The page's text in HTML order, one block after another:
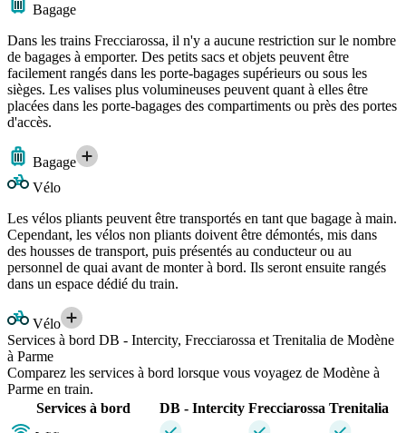
Bagage
Dans les trains Frecciarossa, il n'y a aucune restriction sur le nombre
de bagages à emporter. Des petits sacs et objets peuvent être
facilement rangés dans les porte-bagages supérieurs ou sous les
sièges. Les valises plus volumineuses peuvent quant à elles être
placées dans les porte-bagages des compartiments ou près des portes
d'accès.
Bagage
Vélo
Les vélos pliants peuvent être transportés en tant que bagage à main.
Cependant, les vélos non pliants doivent être démontés, mis dans
des housses de transport, puis présentés au conducteur ou au
personnel de quai avant de monter à bord. Ils seront ensuite rangés
dans un espace dédié du train.
Vélo
Services à bord DB - Intercity, Frecciarossa et Trenitalia de Modène
à Parme
Comparez les services à bord lorsque vous voyagez de Modène à
Parme en train.
Services à bord
DB - Intercity Frecciarossa Trenitalia